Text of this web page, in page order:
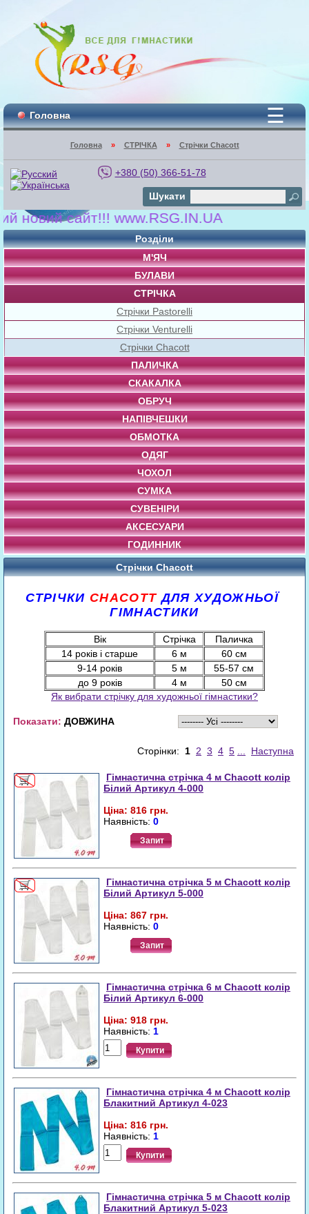
Головна ☰
Головна » СТРІЧКА » Стрічки Chacott
+380 (50) 366-51-78
Шукати
сайт!!! www.RSG.IN.UA
Розділи
М'ЯЧ
БУЛАВИ
СТРІЧКА
Стрічки Pastorelli
Стрічки Venturelli
Стрічки Chacott
ПАЛИЧКА
СКАКАЛКА
ОБРУЧ
НАПІВЧЕШКИ
ОБМОТКА
ОДЯГ
ЧОХОЛ
СУМКА
СУВЕНІРИ
АКСЕСУАРИ
ГОДИННИК
Стрічки Chacott
СТРІЧКИ CHACOTTДЛЯ ХУДОЖНЬОЇ
ГІМНАСТИКИ
Вік Стрічка
Паличка
14 років і старше
6 м
60 см
9-14 років
5 м
55-57 см
до 9 років
4 м
50 см
Як вибрати стрічку для художньої гімнастики?
Показати: ДОВЖИНА
Сторінки: 1 2 3 4 5 Наступна
Гімнастична стрічка 4 м Chacott колір
Білий Артикул 4-000
Ціна: 816 грн.
Наявність: 0
Запит
Гімнастична стрічка 5 м Chacott колір
Білий Артикул 5-000
Ціна: 867 грн.
Наявність: 0
Запит
Гімнастична стрічка 6 м Chacott колір
Білий Артикул 6-000
Ціна: 918 грн.
Наявність: 1
Купити
Гімнастична стрічка 4 м Chacott колір
Блакитний Артикул 4-023
Ціна: 816 грн.
Наявність: 1
Купити
Гімнастична стрічка 5 м Chacott колір
Блакитний Артикул 5-023